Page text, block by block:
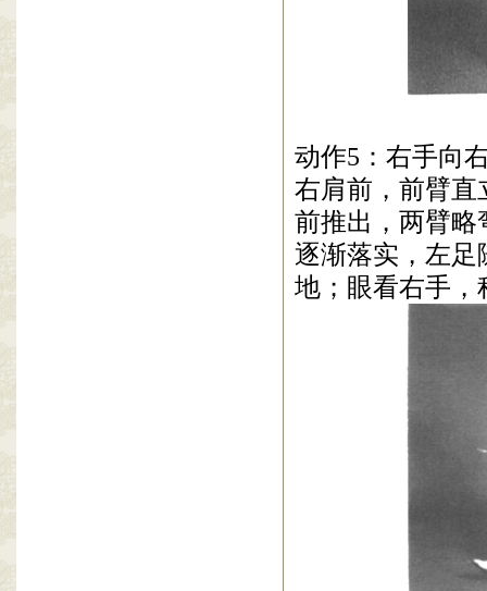
动作5 ：右手向
右肩前，前臂直
前推出，两臂略
逐渐落实，左足
地；眼看右手，